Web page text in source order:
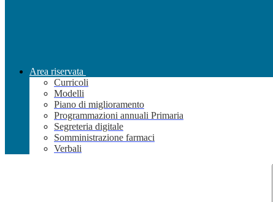
Area riservata
Curricoli
Modelli
Piano di miglioramento
Programmazioni annuali Primaria
Segreteria digitale
Somministrazione farmaci
Verbali